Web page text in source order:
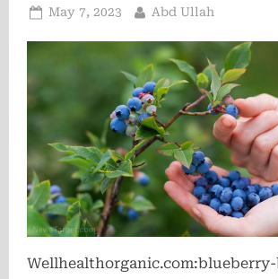
Posted
May 7, 2023 By
Abd Ullah